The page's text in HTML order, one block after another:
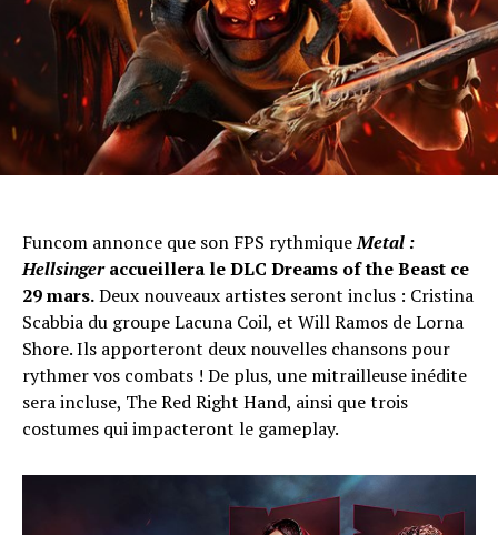
Funcom annonce que son FPS rythmiqueMetal :
Hellsingeraccueillera le DLC Dreams of the Beast ce
29 mars.Deux nouveaux artistes seront inclus : Cristina
Scabbia du groupe Lacuna Coil, et Will Ramos de Lorna
Shore. Ils apporteront deux nouvelles chansons pour
rythmer vos combats ! De plus, une mitrailleuse inédite
sera incluse, The Red Right Hand, ainsi que trois
costumes qui impacteront le gameplay.